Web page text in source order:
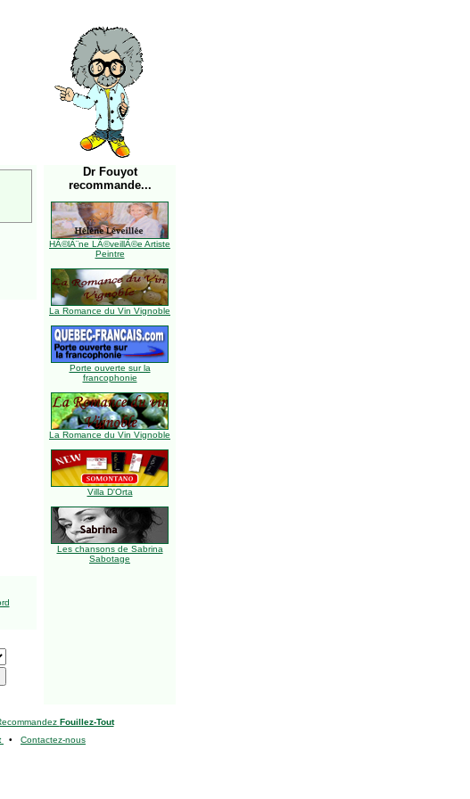
Dr Fouyot
recommande...
HÃ©lÃ¨ne LÃ©veillÃ©e Artiste
Peintre
La Romance du Vin Vignoble
Porte ouverte sur la
francophonie
La Romance du Vin Vignoble
Villa D'Orta
Les chansons de Sabrina
Sabotage
Fouillez-Tout
• Contactez-nous